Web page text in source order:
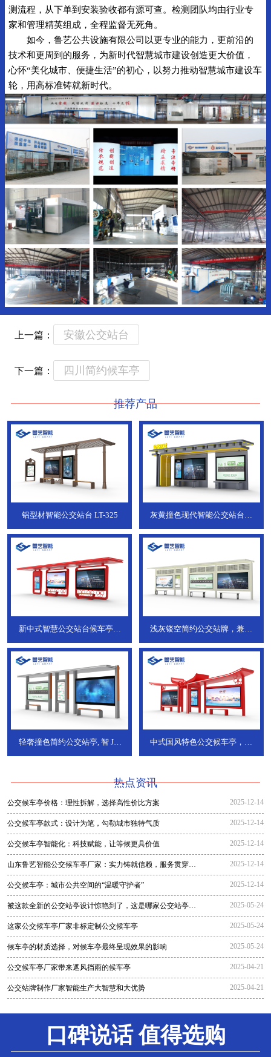
测流程，从下单到安装验收都有源可查。检测团队均由行业专
家和管理精英组成，全程监督无死角。
如今，鲁艺公共设施有限公司以更专业的能力，更前沿的
技术和更周到的服务，为新时代智慧城市建设创造更大价值，
心怀“美化城市、便捷生活”的初心，以努力推动智慧城市建设车
轮，用高标准铸就新时代。
上一篇： 安徽公交站台
下一篇： 四川简约候车亭
推荐产品
铝型材智能公交站台 LT-325
灰黄撞色现代智能公交站台，
新中式智慧公交站台候车亭，
浅灰镂空简约公交站牌，兼具
轻奢撞色简约公交站亭, 智 JT-
中式国风特色公交候车亭，承
热点资讯
公交候车亭价格：理性拆解，选择高性价比方案 2025-12-14
公交候车亭款式：设计为笔，勾勒城市独特气质 2025-12-14
公交候车亭智能化：科技赋能，让等候更具价值 2025-12-14
山东鲁艺智能公交候车亭厂家：实力铸就信赖，服务贯穿全
程
2025-12-14
公交候车亭：城市公共空间的“温暖守护者” 2025-12-14
被这款全新的公交站亭设计惊艳到了，这是哪家公交站亭生
产厂家生
2025-05-24
这家公交候车亭厂家非标定制公交候车亭 2025-05-24
候车亭的材质选择，对候车亭最终呈现效果的影响 2025-05-24
公交候车亭厂家带来遮风挡雨的候车亭 2025-04-21
公交站牌制作厂家智能生产大智慧和大优势 2025-04-21
口碑说话 值得选购